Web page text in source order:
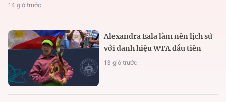
14 giờ trước
Alexandra Eala làm nên lịch sử
với danh hiệu WTA đầu tiên
13 giờ trước